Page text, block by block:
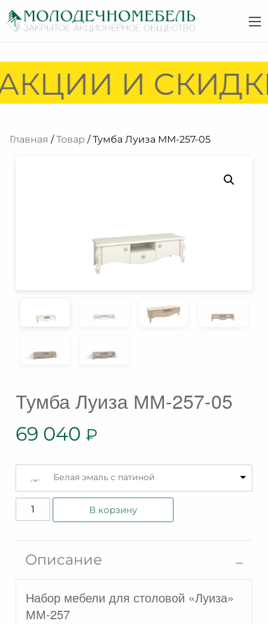
И
Главная /Товар / Тумба Луиза ММ-257-05
Тумба Луиза ММ-257-05
69 040 ₽
Белая эмаль с патиной
Количество
товара
ММ-257-
05
В корзину
Описание
Набор мебели для столовой «Луиза»
ММ-257